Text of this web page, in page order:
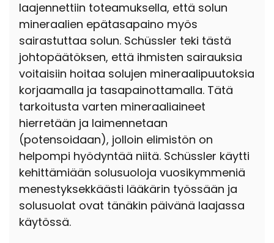
laajennettiin toteamuksella, että solun
mineraalien epätasapaino myös
sairastuttaa solun. Schüssler teki tästä
johtopäätöksen, että ihmisten sairauksia
voitaisiin hoitaa solujen mineraalipuutoksia
korjaamalla ja tasapainottamalla. Tätä
tarkoitusta varten mineraaliaineet
hierretään ja laimennetaan
(potensoidaan), jolloin elimistön on
helpompi hyödyntää niitä. Schüssler käytti
kehittämiään solusuoloja vuosikymmeniä
menestyksekkäästi lääkärin työssään ja
solusuolat ovat tänäkin päivänä laajassa
käytössä.